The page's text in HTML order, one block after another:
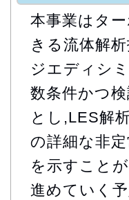
本事業はタ
きる流体解
ジエディシ
数条件かつ
とし,LES解
の詳細な非
を示すこと
進めていく